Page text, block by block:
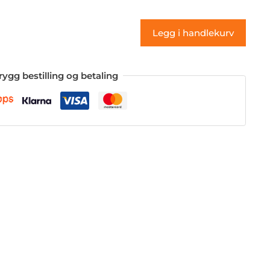
antall
Legg i handlekurv
bestilling og betaling